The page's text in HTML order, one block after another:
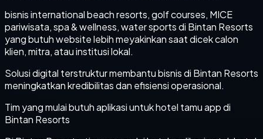
bisnis international beach resorts, golf courses, MICE
pariwisata, spa & wellness, water sports di Bintan Resorts
yang butuh website lebih meyakinkan saat dicek calon
klien, mitra, atau institusi lokal.
Solusi digital terstruktur membantu bisnis di Bintan Resorts
meningkatkan kredibilitas dan efisiensi operasional.
Tim yang mulai butuh aplikasi untuk hotel tamu app di
Bintan Resorts